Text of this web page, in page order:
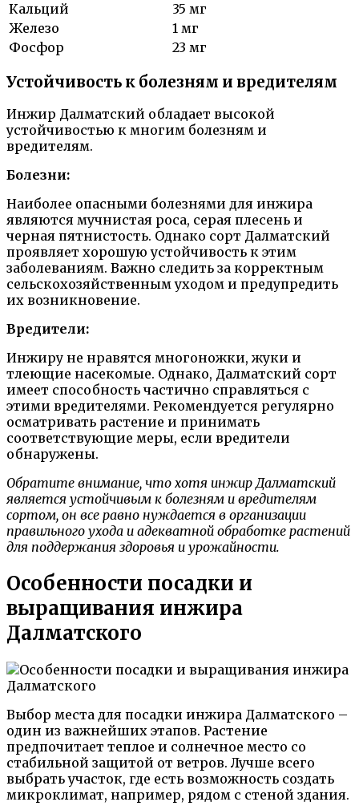
Кальций
35 мг
Железо
1 мг
Фосфор
23 мг
Устойчивость к болезням и вредителям
Инжир Далматский обладает высокой
устойчивостью к многим болезням и
вредителям.
Болезни:
Наиболее опасными болезнями для инжира
являются мучнистая роса, серая плесень и
черная пятнистость. Однако сорт Далматский
проявляет хорошую устойчивость к этим
заболеваниям. Важно следить за корректным
сельскохозяйственным уходом и предупредить
их возникновение.
Вредители:
Инжиру не нравятся многоножки, жуки и
тлеющие насекомые. Однако, Далматский сорт
имеет способность частично справляться с
этими вредителями. Рекомендуется регулярно
осматривать растение и принимать
соответствующие меры, если вредители
обнаружены.
Обратите внимание, что хотя инжир Далматский
является устойчивым к болезням и вредителям
сортом, он все равно нуждается в организации
правильного ухода и адекватной обработке растений
для поддержания здоровья и урожайности.
Особенности посадки и
выращивания инжира
Далматского
Выбор места для посадки инжира Далматского –
один из важнейших этапов. Растение
предпочитает теплое и солнечное место со
стабильной защитой от ветров. Лучше всего
выбрать участок, где есть возможность создать
микроклимат, например, рядом с стеной здания.